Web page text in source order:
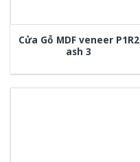
Cửa Gỗ MDF veneer P1R2
ash 3